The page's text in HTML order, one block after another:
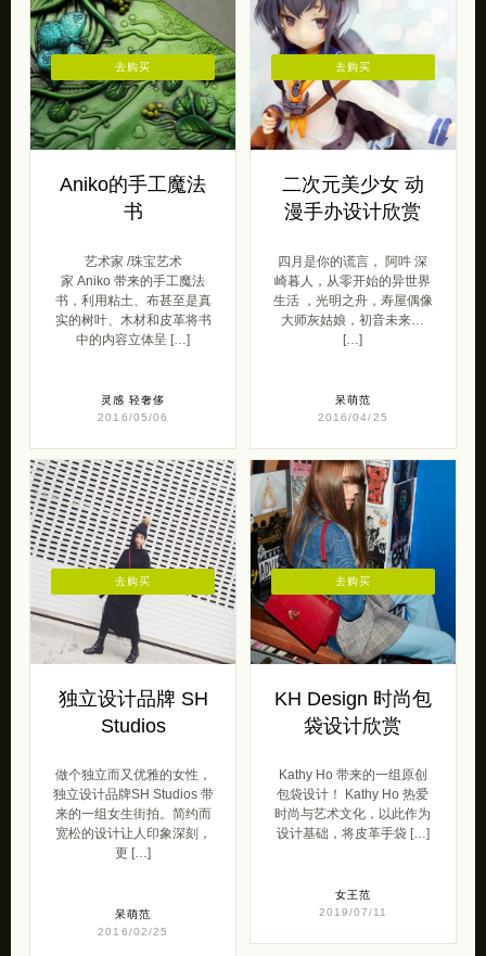
Aniko的手工魔法
书
艺术家 /珠宝艺术
家 Aniko 带来的手工魔法
书，利用粘土、布甚至是真
实的树叶、木材和皮革将书
中的内容立体呈 […]
灵感 轻奢侈
2016/05/06
去购买
二次元美少女 动
漫手办设计欣赏
四月是你的谎言， 阿吽 深
崎暮人，从零开始的异世界
生活 ，光明之舟，寿屋偶像
大师灰姑娘，初音未来…
[…]
呆萌范
2016/04/25
去购买
独立设计品牌 SH
Studios
做个独立而又优雅的女性，
独立设计品牌SH Studios 带
来的一组女生街拍。简约而
宽松的设计让人印象深刻，
更 […]
呆萌范
2016/02/25
去购买
KH Design 时尚包
袋设计欣赏
Kathy Ho 带来的一组原创
包袋设计！ Kathy Ho 热爱
时尚与艺术文化，以此作为
设计基础，将皮革手袋 […]
女王范
2019/07/11
去购买